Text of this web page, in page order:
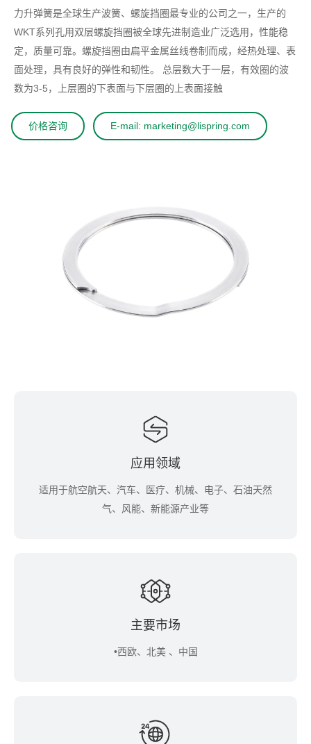
力升弹簧是全球生产波簧、螺旋挡圈最专业的公司之一，生产的
WKT系列孔用双层螺旋挡圈被全球先进制造业广泛选用，性能稳
定，质量可靠。螺旋挡圈由扁平金属丝线卷制而成，经热处理、表
面处理，具有良好的弹性和韧性。 总层数大于一层，有效圈的波
数为3-5，上层圈的下表面与下层圈的上表面接触
价格咨询 E-mail: marketing@lispring.com
应用领域
适用于航空航天、汽车、医疗、机械、电子、石油天然
气、风能、新能源产业等
主要市场
•西欧、北美 、中国